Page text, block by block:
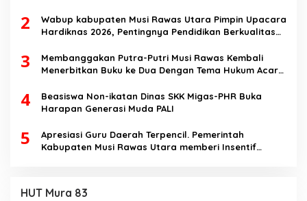
Speech di SMK Ikhlas Jawilan
2
Wabup kabupaten Musi Rawas Utara Pimpin Upacara
Hardiknas 2026, Pentingnya Pendidikan Berkualitas
3
Membanggakan Putra-Putri Musi Rawas Kembali
Menerbitkan Buku ke Dua Dengan Tema Hukum Acara
4
Beasiswa Non-ikatan Dinas SKK Migas-PHR Buka
Harapan Generasi Muda PALI
5
Apresiasi Guru Daerah Terpencil. Pemerintah
Kabupaten Musi Rawas Utara memberi Insentif
HUT Mura 83